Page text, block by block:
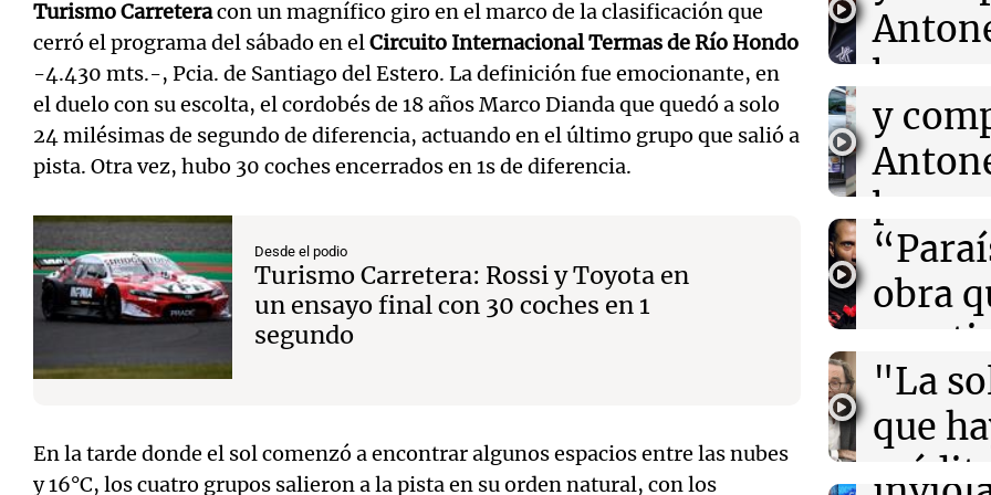
Turismo Carreteracon un magnífico giro en el marco de la clasificación que
cerró el programa del sábado en el Circuito Internacional Termas de Río Hondo
-4.430 mts.-, Pcia. de Santiago del Estero. La definición fue emocionante, en
el duelo con su escolta, el cordobés de 18 años Marco Dianda que quedó a solo
24 milésimas de segundo de diferencia, actuando en el último grupo que salió a
pista. Otra vez, hubo 30 coches encerrados en 1s de diferencia.
Desde el podio
Turismo Carretera: Rossi y Toyota en
un ensayo final con 30 coches en 1
segundo
En la tarde donde el sol comenzó a encontrar algunos espacios entre las nubes
y 16°C, los cuatro grupos salieron a la pista en su orden natural, con los
18:54 Deportes
El futuro del
cuerda floja:
18:54 Sociedad
Accidente en
colectivo
18:37
Luis Vidal,
Recoleta, se
Boca: "O soy
Viva la
Episodios
cortes
y
Ahora país
Episodios
Audio.
obra
Amamos
Audio.
"La
que
Audio.
de